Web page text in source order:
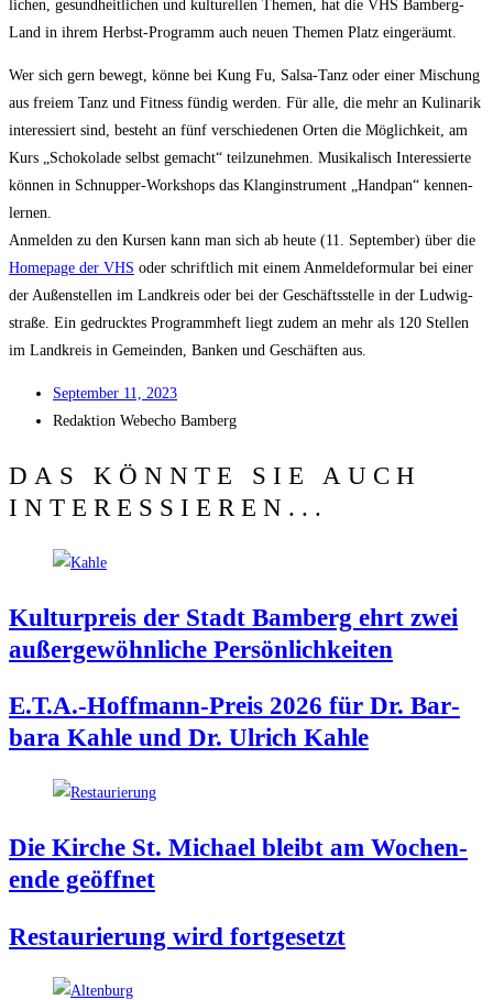
li­chen, gesund­heit­li­chen und kul­tu­rel­len The­men, hat die VHS Bam­berg-
Land in ihrem Herbst-Pro­gramm auch neu­en The­men Platz eingeräumt.
Wer sich gern bewegt, kön­ne bei Kung Fu, Sal­sa-Tanz oder einer Mischung
aus frei­em Tanz und Fit­ness fün­dig wer­den. Für alle, die mehr an Kuli­na­rik
inter­es­siert sind, besteht an fünf ver­schie­de­nen Orten die Mög­lich­keit, am
Kurs „Scho­ko­la­de selbst gemacht“ teil­zu­neh­men. Musi­ka­lisch Inter­es­sier­te
kön­nen in Schnup­per-Work­shops das Klang­in­stru­ment „Hand­pan“ ken­nen­
ler­nen.
Anmel­den zu den Kur­sen kann man sich ab heu­te (11. Sep­tem­ber) über die
Home­page der VHS oder schrift­lich mit einem Anmel­de­for­mu­lar bei einer
der Außen­stel­len im Land­kreis oder bei der Geschäfts­stel­le in der Lud­wig­
stra­ße. Ein gedruck­tes Pro­gramm­heft liegt zudem an mehr als 120 Stel­len
im Land­kreis in Gemein­den, Ban­ken und Geschäf­ten aus.
Sep­tem­ber 11, 2023
Redak­ti­on Web­echo Bamberg
DAS KÖNNTE SIE AUCH
INTERESSIEREN...
Kul­tur­preis der Stadt Bam­berg ehrt zwei
außer­ge­wöhn­li­che Persönlichkeiten
E.T.A.-Hoffmann-Preis 2026 für Dr. Bar­
ba­ra Kah­le und Dr. Ulrich Kahle
Die Kir­che St. Micha­el bleibt am Wochen­
en­de geöffnet
Restau­rie­rung wird fortgesetzt